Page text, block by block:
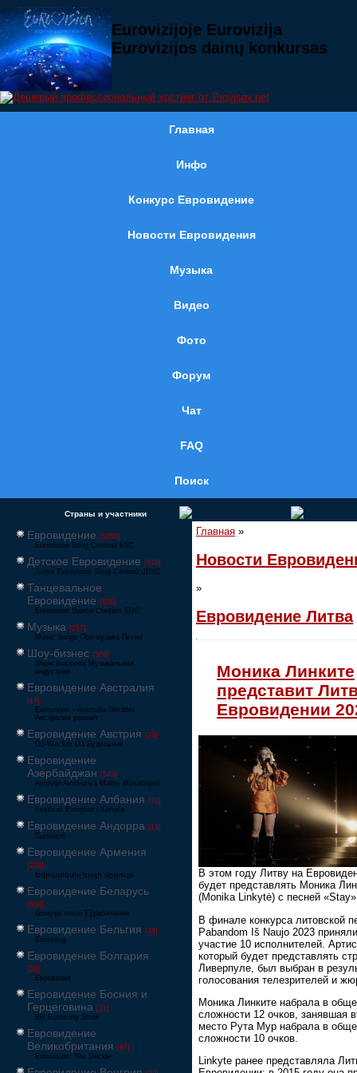
Eurovizijoje Eurovizija
Eurovizijos dainų konkursas
Главная
Инфо
Конкурс Евровидение
Новости Евровидения
Музыка
Видео
Фото
Форум
Чат
FAQ
Поиск
Страны и участники
Евровидение [1858]
Eurovision Song Contest ESC
Детское Евровидение [878]
Junior Eurovision Song Contest JESC
Танцевальное
Евровидение [106]
Eurovision Dance Contest EDC
Музыка [257]
Music Songs Поп-музыка Песни
Шоу-бизнес [564]
Show Business Музыкальная
индустрия
Евровидение Австралия
[17]
Eurovision – Australia Decides
Австралия решает
Евровидение Австрия [24]
Ö3-Wecker Ö3 Будильник
Евровидение
Азербайджан [549]
Avrovijn Avroviziya Mahnı Müsabiqəsi
Евровидение Албания [32]
Festivali Evropian i Këngës
Евровидение Андорра [15]
Eurovisió
Евровидение Армения
[228]
Եվրատեսիլ երգի մրցույթ
Евровидение Беларусь
[600]
Конкурс песні Еўрабачанне
Евровидение Бельгия [24]
Eurosong
Евровидение Болгария
[26]
Евровизия
Евровидение Босния и
Герцеговина [21]
BH Eurosong Show
Евровидение
Великобритания [67]
Eurovision: You Decide
Главная »
Новости
»
Евровидение Литва
Моника Линките
представит
Евровидении
В этом году Литву на
будет представлять Моника
(Monika Linkytė) с песней
В финале конкурса литовской
Pabandom Iš Naujo 2023 приняли
участие 10 исполнителей.
который будет представлять
Ливерпуле, был выбран в
голосования телезрителей и
Моника Линките набрала в
сложности 12 очков, занявшая
место Рута Мур набрала в
сложности 10 очков.
Linkyte ранее представляла